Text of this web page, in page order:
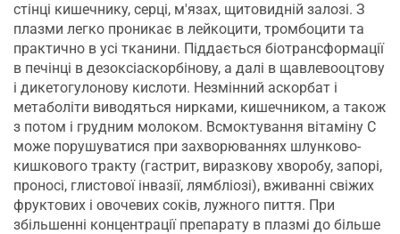
стінці кишечнику, серці, м'язах, щитовидній залозі. З
плазми легко проникає в лейкоцити, тромбоцити та
практично в усі тканини. Піддається біотрансформації
в печінці в дезоксіаскорбінову, а далі в щавлевооцтову
і дикетогулонову кислоти. Незмінний аскорбат і
метаболіти виводяться нирками, кишечником, а також
з потом і грудним молоком. Всмоктування вітаміну С
може порушуватися при захворюваннях шлунково-
кишкового тракту (гастрит, виразкову хворобу, запорі,
проносі, глистової інвазії, лямбліозі), вживанні свіжих
фруктових і овочевих соків, лужного пиття. При
збільшенні концентрації препарату в плазмі до більше